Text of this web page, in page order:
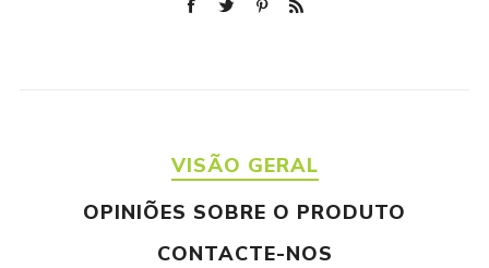
VISÃO GERAL
OPINIÕES SOBRE O PRODUTO
CONTACTE-NOS